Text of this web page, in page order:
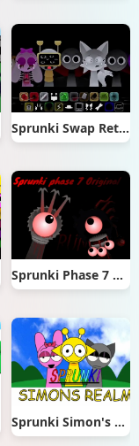
Sprunki Swap Retextured
Sprunki Phase 7 Original
Sprunki Simon's Realm